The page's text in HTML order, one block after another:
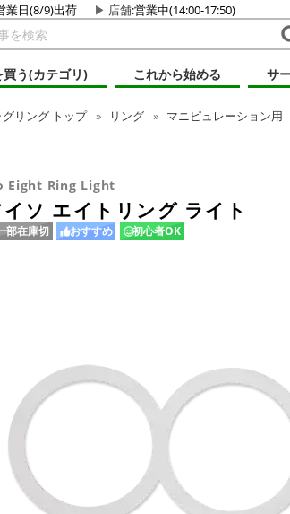
業日(8/9)出荷 店舗:営業中(14:00-17:50)
買う(カテゴリ)
これから始める サ
グリング トップ リング マニピュレーション用
Eight Ring Light
イソ エイトリング ライト
部在庫切 おすすめ 初心者OK